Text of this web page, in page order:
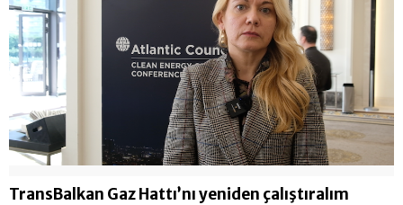
TransBalkan Gaz Hattı’nı yeniden çalıştıralım